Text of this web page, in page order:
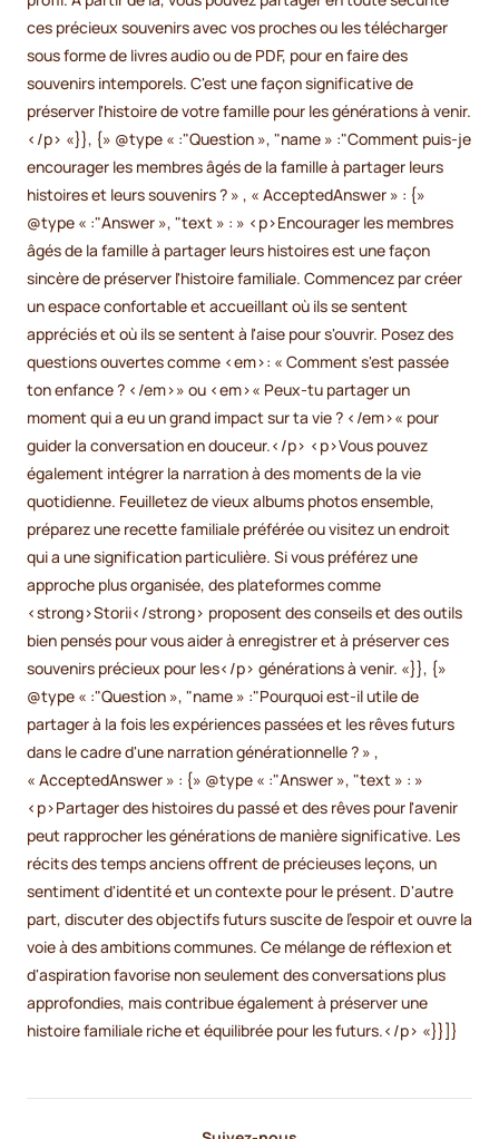
ces précieux souvenirs avec vos proches ou les télécharger
sous forme de livres audio ou de PDF, pour en faire des
souvenirs intemporels. C'est une façon significative de
préserver l'histoire de votre famille pour les générations à venir.
</p> «}}, {» @type « :"Question », "name » :"Comment puis-je
encourager les membres âgés de la famille à partager leurs
histoires et leurs souvenirs ? » , « AcceptedAnswer » : {»
@type « :"Answer », "text » : » <p>Encourager les membres
âgés de la famille à partager leurs histoires est une façon
sincère de préserver l'histoire familiale. Commencez par créer
un espace confortable et accueillant où ils se sentent
appréciés et où ils se sentent à l'aise pour s'ouvrir. Posez des
questions ouvertes comme <em>: « Comment s'est passée
ton enfance ? </em>» ou <em>« Peux-tu partager un
moment qui a eu un grand impact sur ta vie ? </em>« pour
guider la conversation en douceur.</p> <p>Vous pouvez
également intégrer la narration à des moments de la vie
quotidienne. Feuilletez de vieux albums photos ensemble,
préparez une recette familiale préférée ou visitez un endroit
qui a une signification particulière. Si vous préférez une
approche plus organisée, des plateformes comme
<strong>Storii</strong> proposent des conseils et des outils
bien pensés pour vous aider à enregistrer et à préserver ces
souvenirs précieux pour les</p> générations à venir. «}}, {»
@type « :"Question », "name » :"Pourquoi est-il utile de
partager à la fois les expériences passées et les rêves futurs
dans le cadre d'une narration générationnelle ? » ,
« AcceptedAnswer » : {» @type « :"Answer », "text » : »
<p>Partager des histoires du passé et des rêves pour l'avenir
peut rapprocher les générations de manière significative. Les
récits des temps anciens offrent de précieuses leçons, un
sentiment d'identité et un contexte pour le présent. D'autre
part, discuter des objectifs futurs suscite de l'espoir et ouvre la
voie à des ambitions communes. Ce mélange de réflexion et
d'aspiration favorise non seulement des conversations plus
approfondies, mais contribue également à préserver une
histoire familiale riche et équilibrée pour les futurs.</p> «}}]}